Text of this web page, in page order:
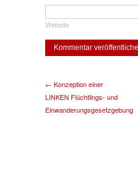
Website
← Konzeption einer
LINKEN Flüchtlings- und
Einwanderungsgesetzgebung